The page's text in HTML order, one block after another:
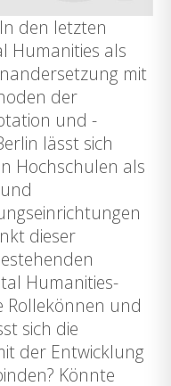
den letzten
Humanities als
mit
der
und -
lässt sich
Hochschulen als
dieser
Humanities-
Rollekönnen und
sich die
der Entwicklung
Könnte